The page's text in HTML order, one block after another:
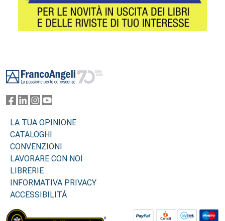
LA TUA OPINIONE
CATALOGHI
CONVENZIONI
LAVORARE CON NOI
LIBRERIE
INFORMATIVA PRIVACY
ACCESSIBILITÁ